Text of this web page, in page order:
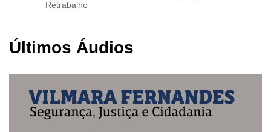
Retrabalho
Últimos Áudios